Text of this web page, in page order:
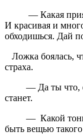
— Какая
И красивая и
обходишься. Дай
Ложка боялась,
страха.
— Да ты что,
станет.
— Какой
быть вещью